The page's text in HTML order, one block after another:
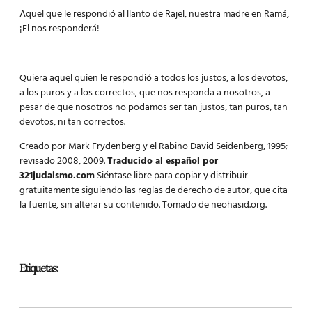
Aquel que le respondió al llanto de Rajel, nuestra madre en Ramá,
¡El nos responderá!
Quiera aquel quien le respondió a todos los justos, a los devotos,
a los puros y a los correctos, que nos responda a nosotros, a
pesar de que nosotros no podamos ser tan justos, tan puros, tan
devotos, ni tan correctos.
Creado por Mark Frydenberg y el Rabino David Seidenberg, 1995;
revisado 2008, 2009.Traducido al español por
321judaismo.comSiéntase libre para copiar y distribuir
gratuitamente siguiendo las reglas de derecho de autor, que cita
la fuente, sin alterar su contenido. Tomado de neohasid.org.
Etiquetas: